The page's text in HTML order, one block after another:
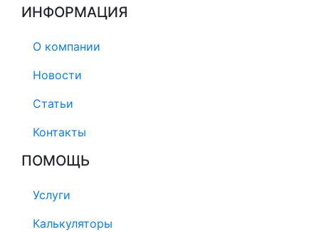
ИНФОРМАЦИЯ
О компании
Новости
Статьи
Контакты
ПОМОЩЬ
Услуги
Калькуляторы